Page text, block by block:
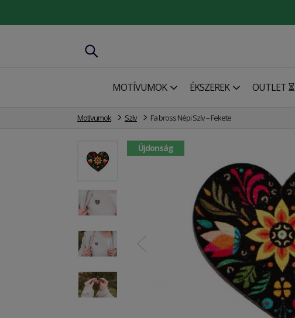
MOTÍVUMOK ÉKSZEREK OUTLET ⏳
Motívumok Szív Fa bross Népi Szív – Fekete
Újdonság